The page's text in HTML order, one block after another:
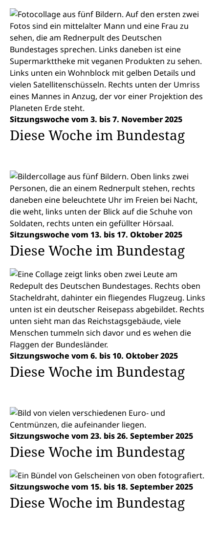
Sitzungswoche vom 3. bis 7. November 2025
Diese Woche im Bundestag
Sitzungswoche vom 13. bis 17. Oktober 2025
Diese Woche im Bundestag
Sitzungswoche vom 6. bis 10. Oktober 2025
Diese Woche im Bundestag
Sitzungswoche vom 23. bis 26. September 2025
Diese Woche im Bundestag
Sitzungswoche vom 15. bis 18. September 2025
Diese Woche im Bundestag